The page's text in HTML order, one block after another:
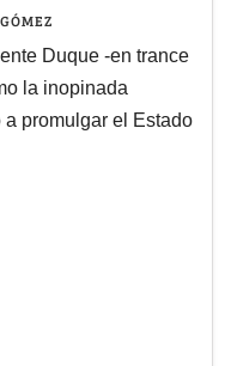
Duque -en trance
la inopinada
promulgar el Estado